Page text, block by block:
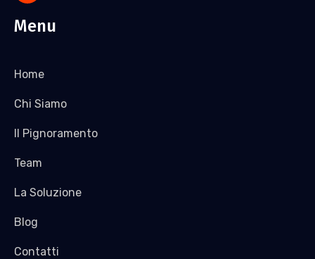
Menu
Home
Chi Siamo
Il Pignoramento
Team
La Soluzione
Blog
Contatti